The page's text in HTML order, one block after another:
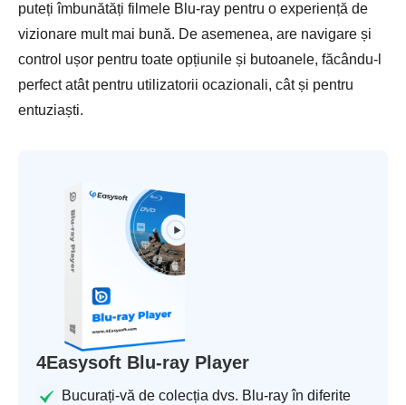
puteți îmbunătăți filmele Blu-ray pentru o experiență de
vizionare mult mai bună. De asemenea, are navigare și
control ușor pentru toate opțiunile și butoanele, făcându-l
perfect atât pentru utilizatorii ocazionali, cât și pentru
entuziaști.
4Easysoft Blu-ray Player
Bucurați-vă de colecția dvs. Blu-ray în diferite